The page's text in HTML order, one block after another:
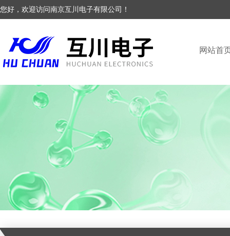
您好，欢迎访问南京互川电子有限公司！
网站首